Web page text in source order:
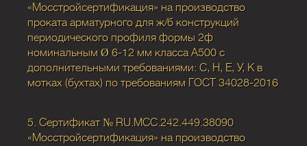
«Мосстройсертификация» на производство
проката арматурного для ж/б конструкций
периодического профиля формы 2ф
номинальным Ø 6-12 мм класса А500 с
дополнительными требованиями: С, Н, Е, У, К в
мотках (бухтах) по требованиям ГОСТ 34028-2016
5. Сертификат № RU.MCC.242.449.38090
«Мосстройсертификация» на производство